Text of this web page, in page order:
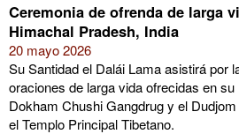
Ceremonia de ofrenda de larga
Himachal Pradesh, India
20 mayo 2026
Su Santidad el Dalái Lama asistirá por
oraciones de larga vida ofrecidas en
Dokham Chushi Gangdrug y el
el Templo Principal Tibetano.